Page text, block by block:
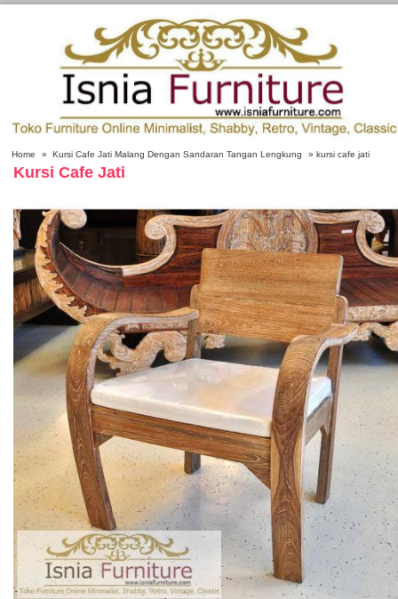
Home » Kursi Cafe Jati Malang Dengan Sandaran Tangan Lengkung » kursi cafe jati
Kursi Cafe Jati